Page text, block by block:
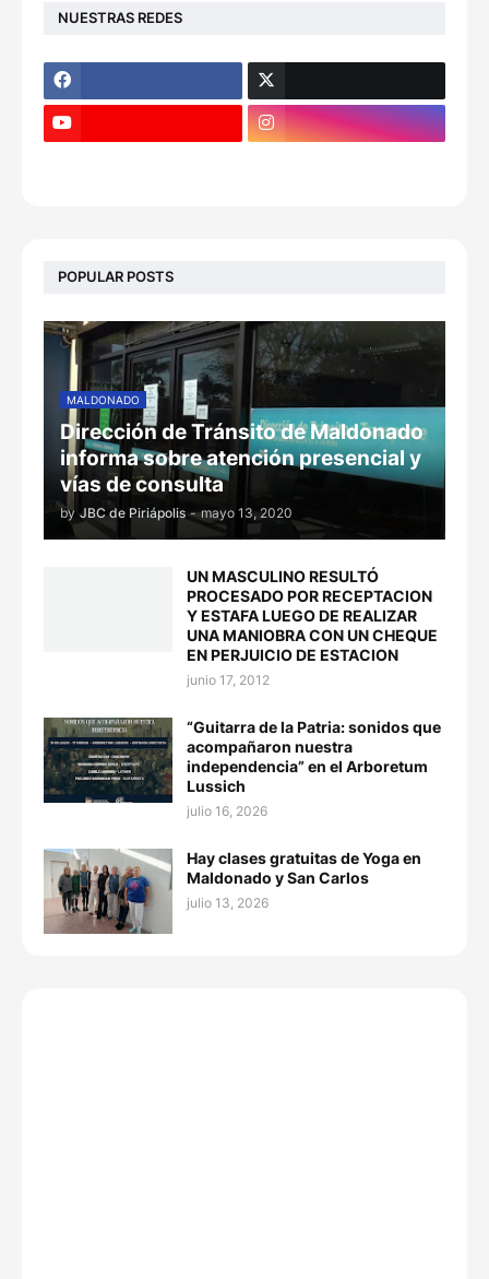
NUESTRAS REDES
POPULAR POSTS
MALDONADO
Dirección de Tránsito de Maldonado
informa sobre atención presencial y
vías de consulta
by JBC de Piriápolis - mayo 13, 2020
UN MASCULINO RESULTÓ
PROCESADO POR RECEPTACION
Y ESTAFA LUEGO DE REALIZAR
UNA MANIOBRA CON UN CHEQUE
EN PERJUICIO DE ESTACION
junio 17, 2012
“Guitarra de la Patria: sonidos que
acompañaron nuestra
independencia” en el Arboretum
Lussich
julio 16, 2026
Hay clases gratuitas de Yoga en
Maldonado y San Carlos
julio 13, 2026